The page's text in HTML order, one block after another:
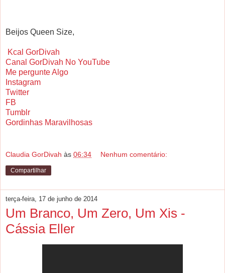
Beijos Queen Size,
Kcal GorDivah
Canal GorDivah No YouTube
Me pergunte Algo
Instagram
Twitter
FB
Tumblr
Gordinhas Maravilhosas
Claudia GorDivah às 06:34 Nenhum comentário:
Compartilhar
terça-feira, 17 de junho de 2014
Um Branco, Um Zero, Um Xis -
Cássia Eller